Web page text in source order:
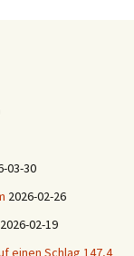
03-30
2026-02-26
2026-02-19